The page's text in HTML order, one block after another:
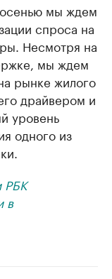
мы ждем
спроса на
Несмотря на
мы ждем
рынке жилого
драйвером и
уровень
одного из
РБК
в